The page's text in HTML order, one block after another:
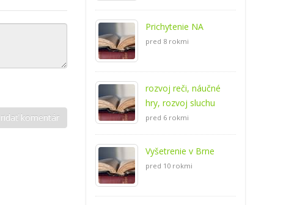
Prichytenie NA
pred 8 rokmi
rozvoj reči, náučné
hry, rozvoj sluchu
pred 6 rokmi
Vyšetrenie v Brne
pred 10 rokmi